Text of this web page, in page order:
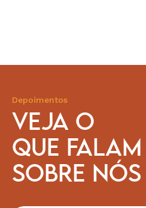
Depoimentos
VEJA O
QUE FALAM
SOBRE NÓS